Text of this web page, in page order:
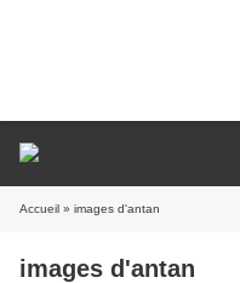
Accueil » images d'antan
images d'antan